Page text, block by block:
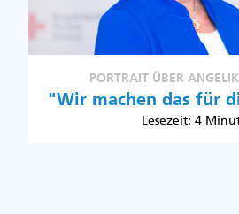
PORTRAIT ÜBER
"Wir machen das für
Lesezeit: 4